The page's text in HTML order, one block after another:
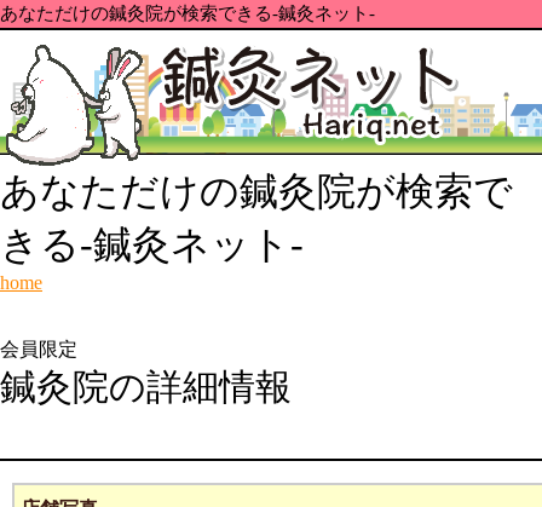
あなただけの鍼灸院が検索できる-鍼灸ネット-
あなただけの鍼灸院が検索で
きる-鍼灸ネット-
home
会員限定
鍼灸院の詳細情報